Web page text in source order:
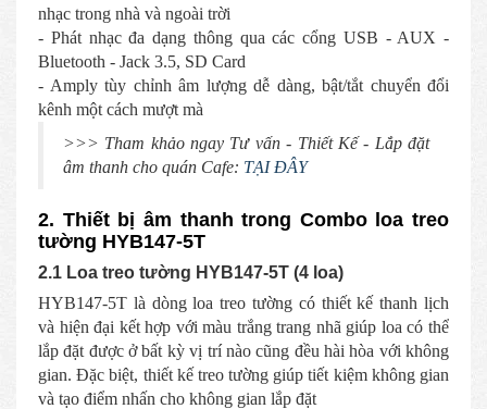
nhạc trong nhà và ngoài trời
- Phát nhạc đa dạng thông qua các cổng USB - AUX -
Bluetooth - Jack 3.5, SD Card
- Amply tùy chỉnh âm lượng dễ dàng, bật/tắt chuyển đổi
kênh một cách mượt mà
>>> Tham khảo ngay Tư vấn - Thiết Kế - Lắp đặt
âm thanh cho quán Cafe: TẠI ĐÂY
2. Thiết bị âm thanh trong Combo loa treo
tường HYB147-5T
2.1 Loa treo tường HYB147-5T (4 loa)
HYB147-5T là dòng loa treo tường có thiết kế thanh lịch
và hiện đại kết hợp với màu trắng trang nhã giúp loa có thể
lắp đặt được ở bất kỳ vị trí nào cũng đều hài hòa với không
gian. Đặc biệt, thiết kế treo tường giúp tiết kiệm không gian
và tạo điểm nhấn cho không gian lắp đặt